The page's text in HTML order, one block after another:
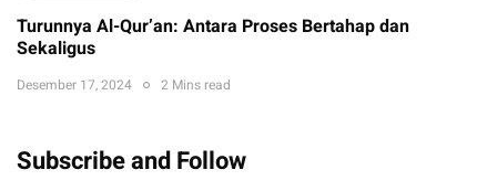
Turunnya Al-Qur’an: Antara Proses Bertahap dan
Sekaligus
Desember 17, 2024 2 Mins read
Subscribe and Follow